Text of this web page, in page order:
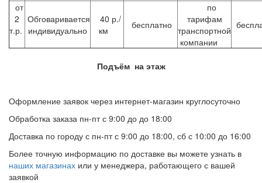
от
2
т.р.
Обговаривается
индивидуально
40 р./
км
бесплатно
по
тарифам
транспортной
компании
Подъём на этаж
Оформление заявок через интернет-магазин круглосуточно
Обработка заказа пн-пт с 9:00 до до 18:00
Доставка по городу с пн-пт с 9:00 до 18:00, сб с 10:00 до 16:00
Более точную информацию по доставке вы можете узнать в
наших магазинах или у менеджера, работающего с вашей
заявкой